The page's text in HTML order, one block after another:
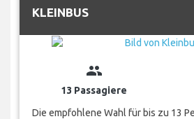
KLEINBUS
group
13 Passagiere
Die empfohlene Wahl für bis zu 13